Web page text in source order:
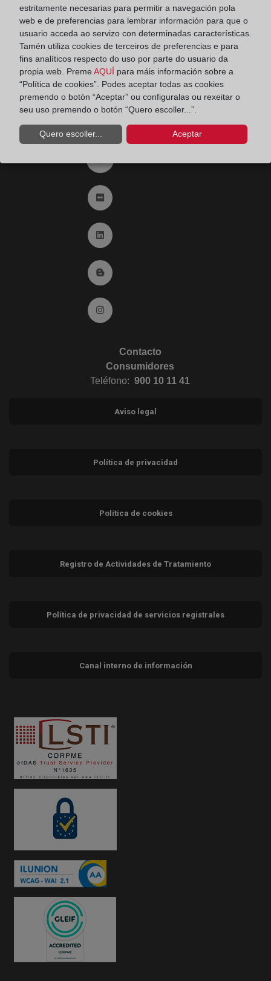
Email:contacto@registradores.org
Registro de entrada del Colegio de registradores
Ir a facebook (abre en ventana nueva)
Ir a Flickr (abre en ventana nueva)
Ir a Linkedin (abre en ventana nueva)
Ir al Blog (abre en ventana nueva)
Ir a Instagram (abre en ventana nueva)
Contacto
Consumidores
Teléfono: 900 10 11 41
Aviso legal
Política de privacidad
Política de cookies
Registro de Actividades de Tratamiento
Política de privacidad de servicios registrales
Canal interno de información
estritamente necesarias para permitir a navegación pola
web e de preferencias para lembrar información para que o
usuario acceda ao servizo con determinadas características.
Tamén utiliza cookies de terceiros de preferencias e para
fins analíticos respecto do uso por parte do usuario da
propia web. Preme AQUÍ para máis información sobre a
“Política de cookies”. Podes aceptar todas as cookies
premendo o botón “Aceptar” ou configuralas ou rexeitar o
seu uso premendo o botón “Quero escoller...”.
Quero escoller... Aceptar